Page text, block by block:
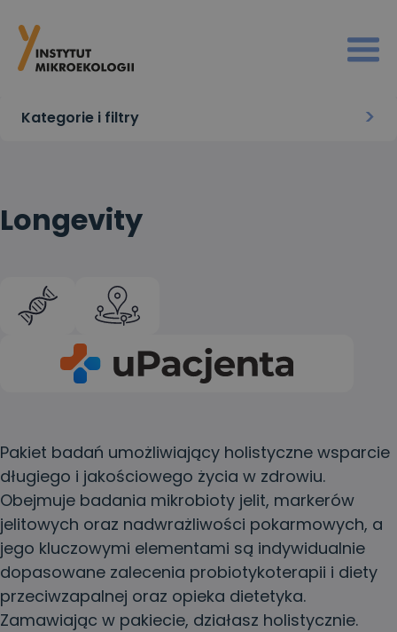
Strona główna>
Kategorie i filtry
Longevity
Pakiet badań umożliwiający holistyczne wsparcie
długiego i jakościowego życia w zdrowiu.
Obejmuje badania mikrobioty jelit, markerów
jelitowych oraz nadwrażliwości pokarmowych, a
jego kluczowymi elementami są indywidualnie
dopasowane zalecenia probiotykoterapii i diety
przeciwzapalnej oraz opieka dietetyka.
Zamawiając w pakiecie, działasz holistycznie.